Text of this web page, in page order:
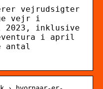
vejrudsigter
vejr i
2023, inklusive
i april
antal